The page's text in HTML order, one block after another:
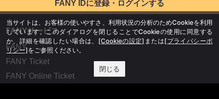
FANY IDに登録・ログインする
FANYサービス
FANY
FANY Ticket
FANY Online Ticket
当サイトは、お客様の使いやすさ、利用状況の分析のためCookieを利用
しています。このダイアログを閉じることでCookieの使用に同意する
か、詳細を確認したい場合は、 [Cookieの設定] または[プライバシーポ
リシー]をご参照ください。
閉じる